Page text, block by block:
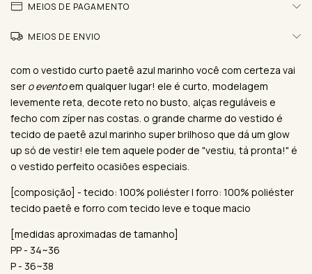
MEIOS DE PAGAMENTO
MEIOS DE ENVIO
com o vestido curto paetê azul marinho você com certeza vai
ser o eventoem qualquer lugar! ele é curto, modelagem
levemente reta, decote reto no busto, alças reguláveis e
fecho com zíper nas costas. o grande charme do vestido é
tecido de paetê azul marinho super brilhoso que dá um glow
up só de vestir! ele tem aquele poder de "vestiu, tá pronta!" é
o vestido perfeito ocasiões especiais.
[composição] - tecido: 100% poliéster | forro: 100% poliéster
tecido paetê e forro com tecido leve e toque macio
[medidas aproximadas de tamanho]
PP - 34~36
P - 36~38